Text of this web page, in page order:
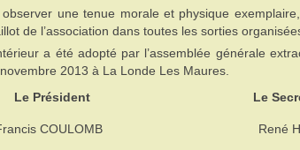
une tenue morale et physique
de l’association dans toutes les sorties
a été adopté par l’assemblée générale
2013 à La Londe Les Maures.
Le Président
Le
COULOMB René